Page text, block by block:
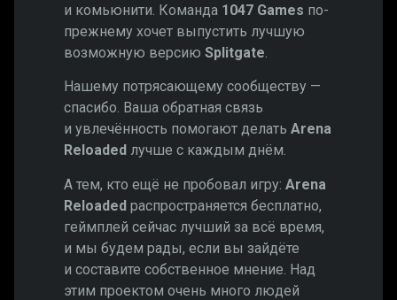
и комьюнити. Команда 1047 Games по-
прежнему хочет выпустить лучшую
возможную версию Splitgate.
Нашему потрясающему сообществу —
спасибо. Ваша обратная связь
и увлечённость помогают делать Arena
Reloaded лучше с каждым днём.
А тем, кто ещё не пробовал игру: Arena
Reloaded распространяется бесплатно,
геймплей сейчас лучший за всё время,
и мы будем рады, если вы зайдёте
и составите собственное мнение. Над
этим проектом очень много людей